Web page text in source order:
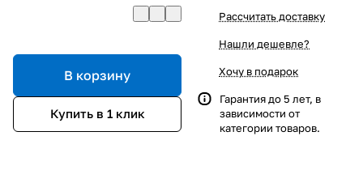
В корзину
Купить в 1 клик
Рассчитать доставку
Нашли дешевле?
Хочу в подарок
Гарантия до 5 лет, в
зависимости от
категории товаров.